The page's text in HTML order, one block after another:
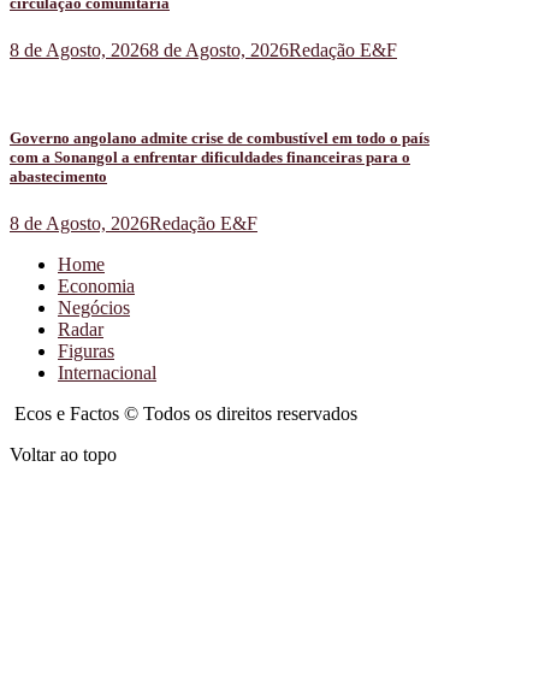
8 de Agosto, 20268 de Agosto, 2026Redação E&F
Governo angolano admite crise de combustível em todo o país
com a Sonangol a enfrentar dificuldades financeiras para o
abastecimento
8 de Agosto, 2026Redação E&F
Home
Economia
Negócios
Radar
Figuras
Internacional
Ecos e Factos © Todos os direitos reservados
Voltar ao topo